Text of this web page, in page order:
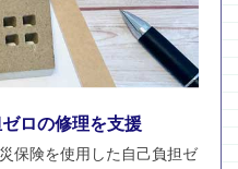
ロの修理を支援
保険を使用した自己負担ゼ